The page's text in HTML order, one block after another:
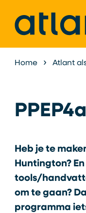
Home Atlant
Heb je te
Huntington?
tools/
om te gaan?
programma